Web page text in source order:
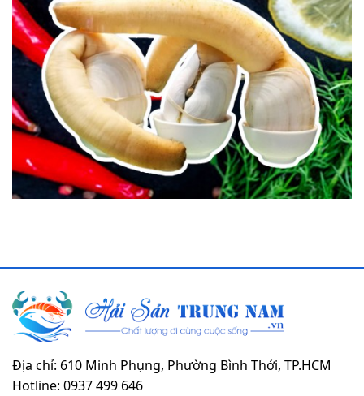
Địa chỉ: 610 Minh Phụng, Phường Bình Thới, TP.HCM
Hotline: 0937 499 646